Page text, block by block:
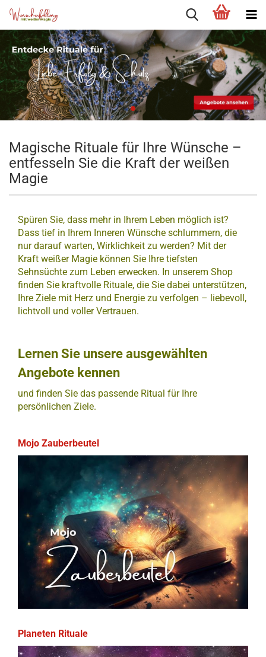
Magische Rituale für Ihre Wünsche –
entfesseln Sie die Kraft der weißen
Magie
Spüren Sie, dass mehr in Ihrem Leben möglich ist?
Dass tief in Ihrem Inneren Wünsche schlummern, die
nur darauf warten, Wirklichkeit zu werden? Mit der
Kraft weißer Magie können Sie Ihre tiefsten
Sehnsüchte zum Leben erwecken. In unserem Shop
finden Sie kraftvolle Rituale, die Sie dabei unterstützen,
Ihre Ziele mit Herz und Energie zu verfolgen – liebevoll,
lichtvoll und voller Vertrauen.
Lernen Sie unsere ausgewählten
Angebote kennen
und finden Sie das passende Ritual für Ihre
persönlichen Ziele.
Mojo Zauberbeutel
Planeten Rituale